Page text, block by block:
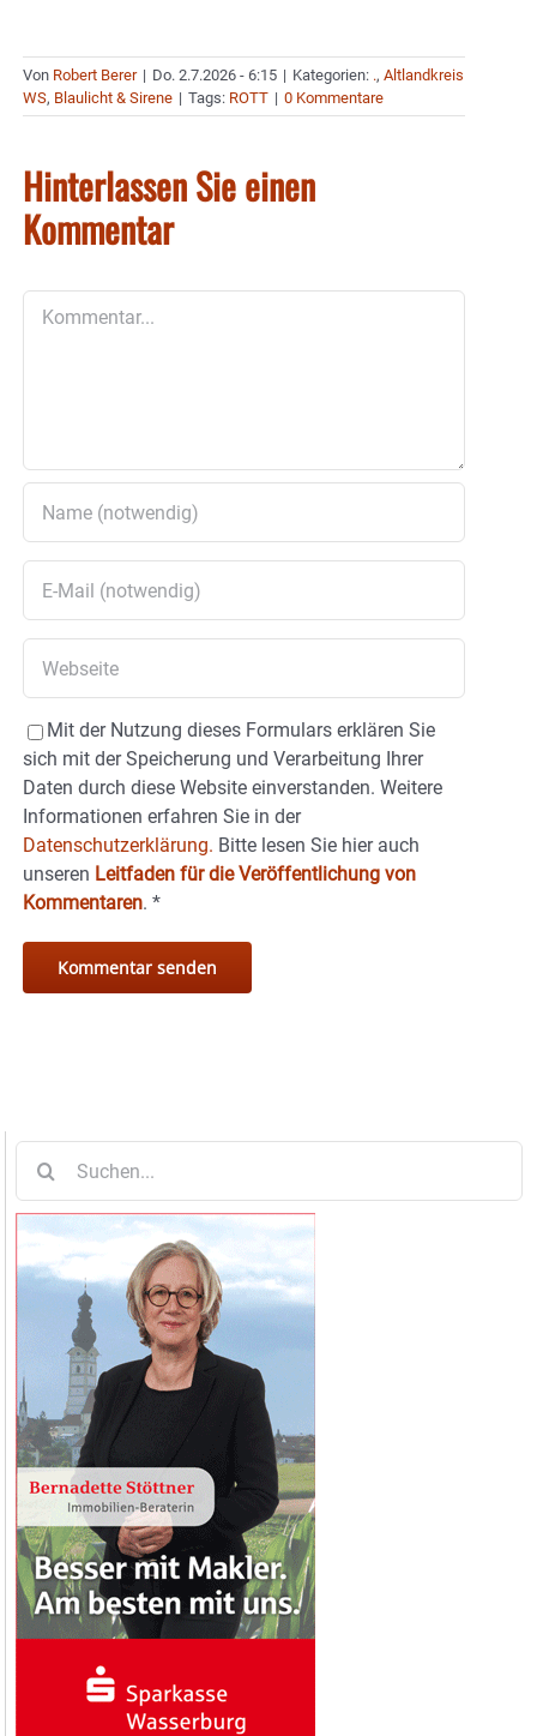
Von Robert Berer | Do. 2.7.2026 - 6:15 | Kategorien: ., Altlandkreis
WS, Blaulicht & Sirene | Tags: ROTT | 0 Kommentare
Hinterlassen Sie einen
Kommentar
Mit der Nutzung dieses Formulars erklären Sie
sich mit der Speicherung und Verarbeitung Ihrer
Daten durch diese Website einverstanden. Weitere
Informationen erfahren Sie in der
Datenschutzerklärung. Bitte lesen Sie hier auch
unseren Leitfaden für die Veröffentlichung von
Kommentaren. *
nach: